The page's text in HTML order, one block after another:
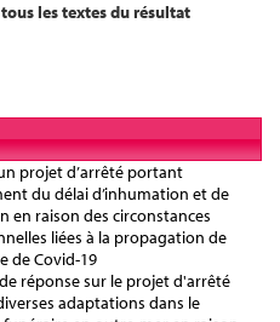
les textes du résultat
projet d’arrêté portant
du délai d’inhumation et de
en raison des circonstances
liées à la propagation de
de Covid-19
réponse sur le projet d'arrêté
adaptations dans le